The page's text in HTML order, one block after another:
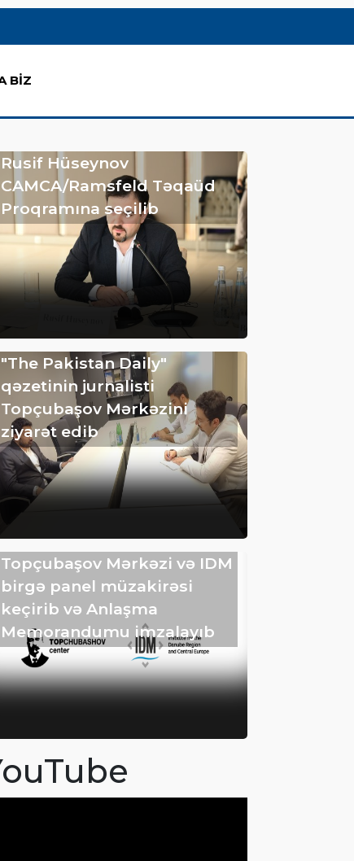
BİZ
Rusif Hüseynov
CAMCA/Ramsfeld Təqaüd
Proqramına seçilib
"The Pakistan Daily"
qəzetinin jurnalisti
Topçubaşov Mərkəzini
ziyarət edib
Topçubaşov Mərkəzi və IDM
birgə panel müzakirəsi
keçirib və Anlaşma
Memorandumu imzalayıb